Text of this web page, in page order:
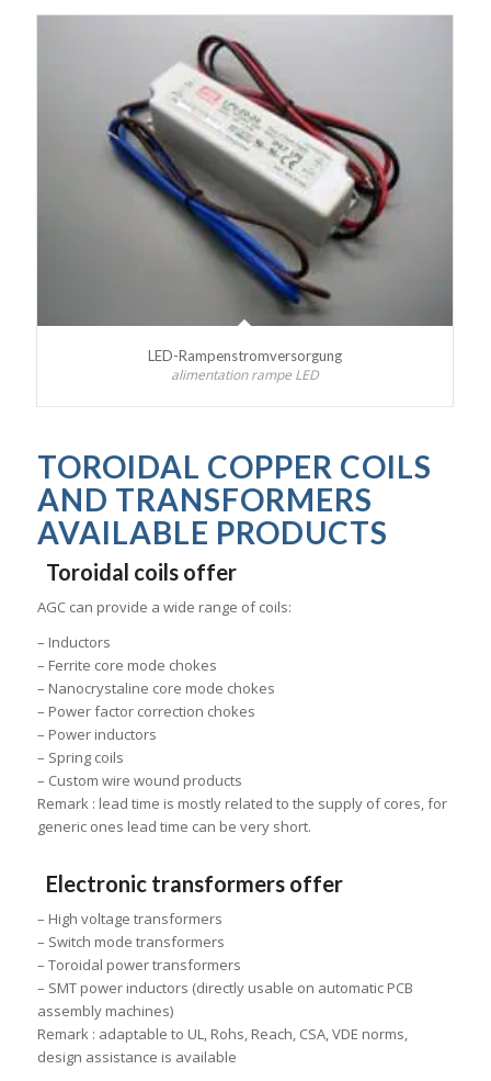
LED-Rampenstromversorgung
alimentation rampe LED
TOROIDAL COPPER COILS
AND TRANSFORMERS
AVAILABLE PRODUCTS
Toroidal coils offer
AGC can provide a wide range of coils:
– Inductors
– Ferrite core mode chokes
– Nanocrystaline core mode chokes
– Power factor correction chokes
– Power inductors
– Spring coils
– Custom wire wound products
Remark : lead time is mostly related to the supply of cores, for
generic ones lead time can be very short.
Electronic transformers offer
– High voltage transformers
– Switch mode transformers
– Toroidal power transformers
– SMT power inductors (directly usable on automatic PCB
assembly machines)
Remark : adaptable to UL, Rohs, Reach, CSA, VDE norms,
design assistance is available